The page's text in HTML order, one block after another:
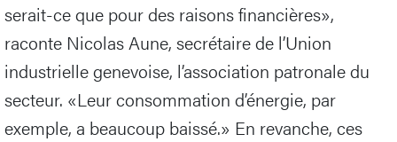
serait-ce que pour des raisons financières»,
raconte Nicolas Aune, secrétaire de l’Union
industrielle genevoise, l’association patronale du
secteur. «Leur consommation d’énergie, par
exemple, a beaucoup baissé.» En revanche, ces